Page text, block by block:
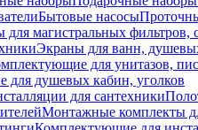
Бытовые насосы
для магистральных фильтров,
Экраны для ванн,
для унитазов,
для душевых кабин, уголков
для сантехники
Монтажные комплекты